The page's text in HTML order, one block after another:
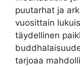
puutarhat ja
vuosittain
täydellinen
tarjoaa